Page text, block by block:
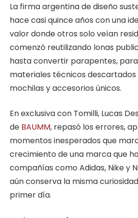
La firma argentina de diseño
hace casi quince años con una
valor donde otros solo veían
comenzó reutilizando lonas
hasta convertir parapentes,
materiales técnicos
mochilas y accesorios únicos.
En exclusiva con Tomilli, Lucas
de BAUMM, repasó los errores,
momentos inesperados que
crecimiento de una marca que
compañías como Adidas, Nike y
aún conserva la misma
primer día.